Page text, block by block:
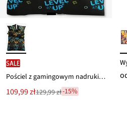
SALE
Pościel z gamingowym nadrukiem
Nowa
cena
109,99 zł
Przeceniono129,99 zł-15%